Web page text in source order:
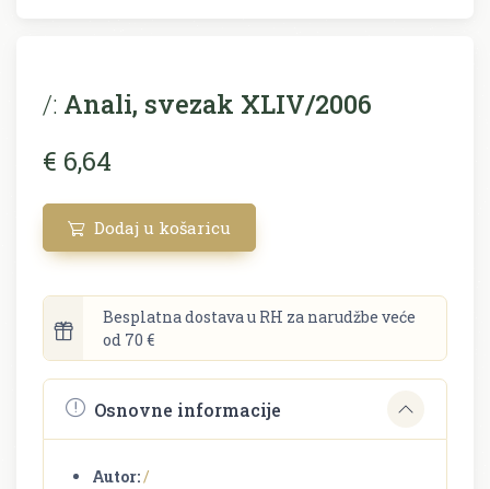
/: Anali, svezak XLIV/2006
€ 6,64
Dodaj u košaricu
Besplatna dostava u RH za narudžbe veće
od 70 €
Osnovne informacije
Autor:/